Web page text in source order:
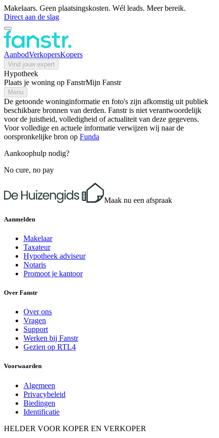
Makelaars. Geen plaatsingskosten. Wél leads. Meer bereik.
Direct aan de slag
AanbodVerkopersKopers
Vind jouw expert
Hypotheek
Plaats je woning op FanstrMijn Fanstr
Menu
De getoonde woninginformatie en foto's zijn afkomstig uit publiek
beschikbare bronnen van derden. Fanstr is niet verantwoordelijk
voor de juistheid, volledigheid of actualiteit van deze gegevens.
Voor volledige en actuele informatie verwijzen wij naar de
oorspronkelijke bron op Funda
Aankoophulp nodig?
No cure, no pay
Maak nu een afspraak
Aanmelden
Makelaar
Taxateur
Hypotheek adviseur
Notaris
Promoot je kantoor
Over Fanstr
Over ons
Vragen
Support
Werken bij Fanstr
Gezien op RTL4
Voorwaarden
Algemeen
Privacybeleid
Biedingen
Identificatie
HELDER VOOR KOPER EN VERKOPER